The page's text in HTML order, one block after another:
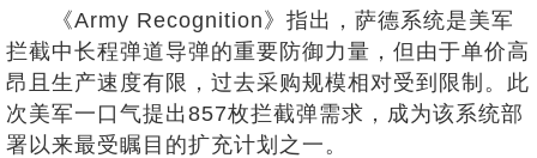
《Army Recognition》指出，萨德系统是美军
拦截中长程弹道导弹的重要防御力量，但由于单价高
昂且生产速度有限，过去采购规模相对受到限制。此
次美军一口气提出857枚拦截弹需求，成为该系统部
署以来最受瞩目的扩充计划之一。